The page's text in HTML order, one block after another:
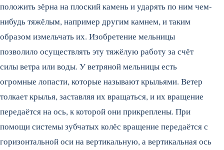
положить зёрна на плоский камень и ударять по ним чем-
нибудь тяжёлым, например другим камнем, и таким
образом измельчать их. Изобретение мельницы
позволило осуществлять эту тяжёлую работу за счёт
силы ветра или воды. У ветряной мельницы есть
огромные лопасти, которые называют крыльями. Ветер
толкает крылья, заставляя их вращаться, и их вращение
передаётся на ось, к которой они прикреплены. При
помощи системы зубчатых колёс вращение передаётся с
горизонтальной оси на вертикальную, а вертикальная ось